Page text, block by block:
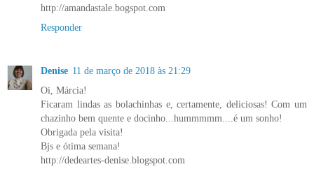
http://amandastale.bogspot.com
Responder
Denise 11 de março de 2018 às 21:29
Oi, Márcia!
Ficaram lindas as bolachinhas e, certamente, deliciosas! Com um
chazinho bem quente e docinho...hummmmm....é um sonho!
Obrigada pela visita!
Bjs e ótima semana!
http://dedeartes-denise.blogspot.com